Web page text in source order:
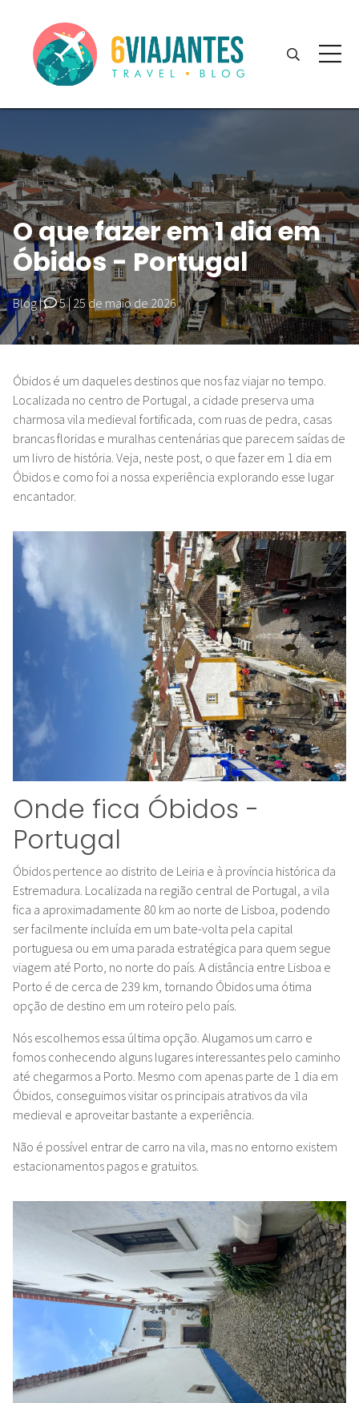
O que fazer em 1 dia em
Óbidos - Portugal
Blog| 5|25 de maio de 2026
Óbidos é um daqueles destinos que nos faz viajar no tempo.
Localizada no centro de Portugal, a cidade preserva uma
charmosa vila medieval fortificada, com ruas de pedra, casas
brancas floridas e muralhas centenárias que parecem saídas de
um livro de história. Veja, neste post, o que fazer em 1 dia em
Óbidos e como foi a nossa experiência explorando esse lugar
encantador.
Onde fica Óbidos -
Portugal
Óbidos pertence ao distrito de Leiria e à província histórica da
Estremadura. Localizada na região central de Portugal, a vila
fica a aproximadamente 80 km ao norte de Lisboa, podendo
ser facilmente incluída em um bate-volta pela capital
portuguesa ou em uma parada estratégica para quem segue
viagem até Porto, no norte do país. A distância entre Lisboa e
Porto é de cerca de 239 km, tornando Óbidos uma ótima
opção de destino em um roteiro pelo país.
Nós escolhemos essa última opção. Alugamos um carro e
fomos conhecendo alguns lugares interessantes pelo caminho
até chegarmos a Porto. Mesmo com apenas parte de 1 dia em
Óbidos, conseguimos visitar os principais atrativos da vila
medieval e aproveitar bastante a experiência.
Não é possível entrar de carro na vila, mas no entorno existem
estacionamentos pagos e gratuitos.